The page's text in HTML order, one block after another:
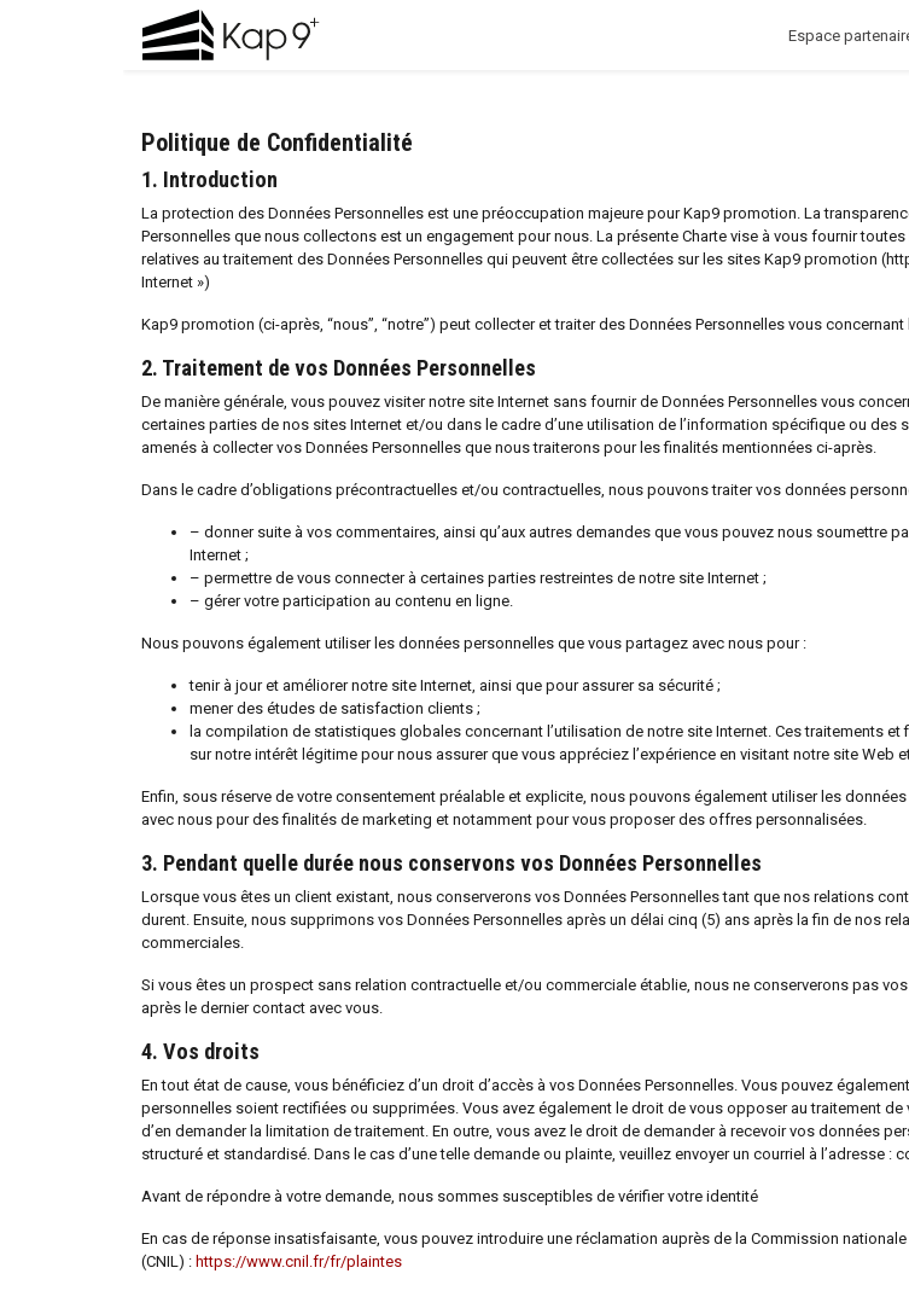
Espace
Accueil / Politique de confidentialité
Politique de Confidentialité
1. Introduction
La protection des Données Personnelles est une préoccupation majeure pour Kap9 promotion. La
Personnelles que nous collectons est un engagement pour nous. La présente Charte vise à vous fournir
relatives au traitement des Données Personnelles qui peuvent être collectées sur les sites Kap9 promotion
Internet »)
Kap9 promotion (ci-après, “nous”, “notre”) peut collecter et traiter des Données Personnelles vous
2. Traitement de vos Données Personnelles
De manière générale, vous pouvez visiter notre site Internet sans fournir de Données Personnelles vous
certaines parties de nos sites Internet et/ou dans le cadre d’une utilisation de l’information spécifique ou des
amenés à collecter vos Données Personnelles que nous traiterons pour les finalités mentionnées ci-après.
Dans le cadre d’obligations précontractuelles et/ou contractuelles, nous pouvons traiter vos données
– donner suite à vos commentaires, ainsi qu’aux autres demandes que vous pouvez nous soumettre
Internet ;
– permettre de vous connecter à certaines parties restreintes de notre site Internet ;
– gérer votre participation au contenu en ligne.
Nous pouvons également utiliser les données personnelles que vous partagez avec nous pour :
tenir à jour et améliorer notre site Internet, ainsi que pour assurer sa sécurité ;
mener des études de satisfaction clients ;
la compilation de statistiques globales concernant l’utilisation de notre site Internet. Ces traitements
sur notre intérêt légitime pour nous assurer que vous appréciez l’expérience en visitant notre site Web
Enfin, sous réserve de votre consentement préalable et explicite, nous pouvons également utiliser les
avec nous pour des finalités de marketing et notamment pour vous proposer des offres personnalisées.
3. Pendant quelle durée nous conservons vos Données Personnelles
Lorsque vous êtes un client existant, nous conserverons vos Données Personnelles tant que nos relations
durent. Ensuite, nous supprimons vos Données Personnelles après un délai cinq (5) ans après la fin de nos
commerciales.
Si vous êtes un prospect sans relation contractuelle et/ou commerciale établie, nous ne conserverons pas
après le dernier contact avec vous.
4. Vos droits
En tout état de cause, vous bénéficiez d’un droit d’accès à vos Données Personnelles. Vous pouvez
personnelles soient rectifiées ou supprimées. Vous avez également le droit de vous opposer au traitement
d’en demander la limitation de traitement. En outre, vous avez le droit de demander à recevoir vos données
structuré et standardisé. Dans le cas d’une telle demande ou plainte, veuillez envoyer un courriel à l’adresse :
Avant de répondre à votre demande, nous sommes susceptibles de vérifier votre identité
En cas de réponse insatisfaisante, vous pouvez introduire une réclamation auprès de la Commission
(CNIL) : https://www.cnil.fr/fr/plaintes